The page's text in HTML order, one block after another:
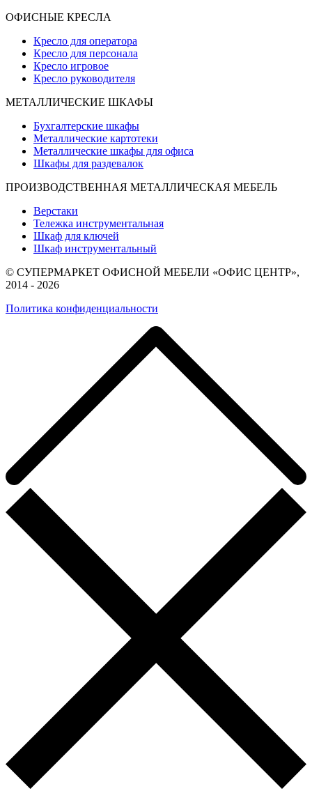
ОФИСНЫЕ КРЕСЛА
Кресло для оператора
Кресло для персонала
Кресло игровое
Кресло руководителя
МЕТАЛЛИЧЕСКИЕ ШКАФЫ
Бухгалтерские шкафы
Металлические картотеки
Металлические шкафы для офиса
Шкафы для раздевалок
ПРОИЗВОДСТВЕННАЯ МЕТАЛЛИЧЕСКАЯ МЕБЕЛЬ
Верстаки
Тележка инструментальная
Шкаф для ключей
Шкаф инструментальный
© СУПЕРМАРКЕТ ОФИСНОЙ МЕБЕЛИ «ОФИС ЦЕНТР»,
2014 - 2026
Политика конфиденциальности